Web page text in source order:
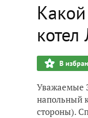
В
Уважаемые
напольный
стороны).